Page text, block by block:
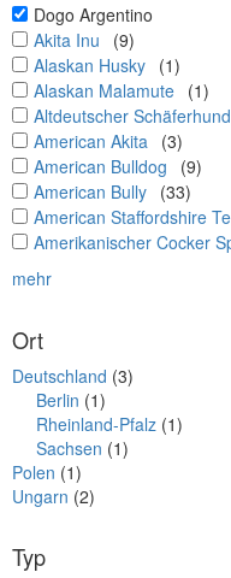
undefined
Dogo Argentino
undefined
Akita Inu
(9)
undefined
Alaskan Husky (1)
undefined
Alaskan Malamute (1)
undefined
Altdeutscher Schäferhund
undefined
American Akita (3)
undefined
American Bulldog
(9)
undefined
American Bully (33)
undefined
American Staffordshire
undefined
Amerikanischer Cocker
mehr
Ort
Deutschland (3)
Berlin (1)
Rheinland-Pfalz (1)
Sachsen (1)
Polen (1)
Ungarn (2)
Typ